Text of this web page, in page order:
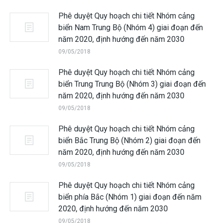
Phê duyệt Quy hoạch chi tiết Nhóm cảng
biển Nam Trung Bộ (Nhóm 4) giai đoạn đến
năm 2020, định hướng đến năm 2030
09/05/2018
Phê duyệt Quy hoạch chi tiết Nhóm cảng
biển Trung Trung Bộ (Nhóm 3) giai đoạn đến
năm 2020, định hướng đến năm 2030
09/05/2018
Phê duyệt Quy hoạch chi tiết Nhóm cảng
biển Bắc Trung Bộ (Nhóm 2) giai đoạn đến
năm 2020, định hướng đến năm 2030
09/05/2018
Phê duyệt Quy hoạch chi tiết Nhóm cảng
biển phía Bắc (Nhóm 1) giai đoạn đến năm
2020, định hướng đến năm 2030
09/05/2018